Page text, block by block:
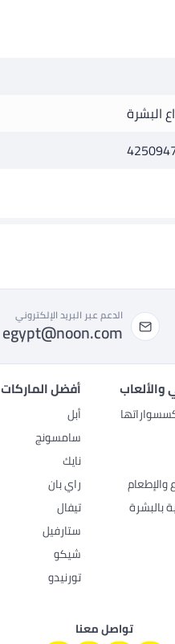
البشرة
الدعم عبر البريد الإلكتروني
egypt@noon.com
والألعاب
والإطعام
بالبشرة
أفضل الماركات
أبل
سامسونج
نايك
راي بان
تيفال
ستارفيل
شيكو
تورنيدو
تواصل معنا